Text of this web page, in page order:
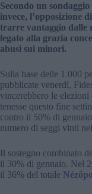
Secondo un
invece, l’opposizione
trarre vantaggio dalle
legato alla grazia
abusi sui minori.
Sulla base delle 1.000
pubblicate venerdì,
vincerebbero le elezioni
tenesse questo fine
contro il 50% di
numero di seggi vinti
Il sostegno combinato
il 30% di gennaio. Nel
il 36% del totale